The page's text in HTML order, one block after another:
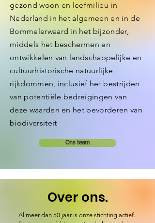
gezond woon en leefmilieu in
Nederland in het algemeen en in de
Bommelerwaard in het bijzonder,
middels het beschermen en
ontwikkelen van landschappelijke en
cultuurhistorische natuurlijke
rijkdommen, inclusief het bestrijden
van potentiële bedreigingen van
deze waarden en het bevorderen van
biodiversiteit
Ons team
Over ons.
Al meer dan 50 jaar is onze stichting actief.